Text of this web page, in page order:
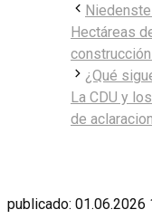
Hectáreas
¿Qué
La CDU y
de
publicado: 01.06.2026